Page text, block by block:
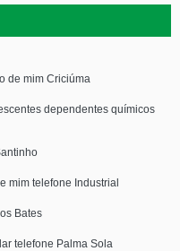
de mim Criciúma
dependentes químicos
mim telefone Industrial
Bates
telefone Palma Sola